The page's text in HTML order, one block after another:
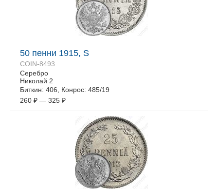
50 пенни 1915, S
COIN-8493
Серебро
Николай 2
Биткин: 406, Конрос: 485/19
260 ₽ — 325 ₽